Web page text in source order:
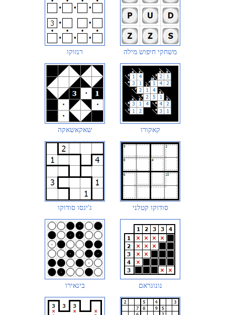
רנזוקו משחקי חיפוש מילה
שאקאשאקה קאקורו
ג'יגסו סודוקו סודוקו קטלני
בינאירו נונוגראם